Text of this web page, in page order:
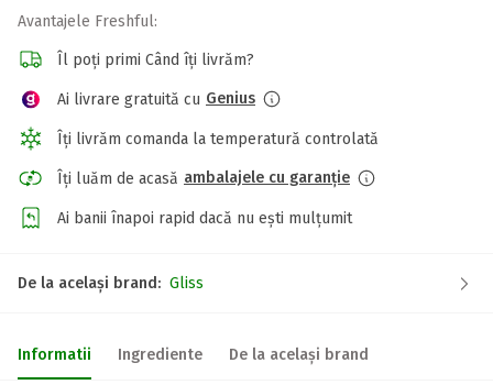
Avantajele Freshful:
Îl poți primi Când îți livrăm?
Ai livrare gratuită cu Genius
Îți livrăm comanda la temperatură controlată
Îți luăm de acasă ambalajele cu garanție
Ai banii înapoi rapid dacă nu ești mulțumit
De la același brand: Gliss
Informatii Ingrediente De la același brand